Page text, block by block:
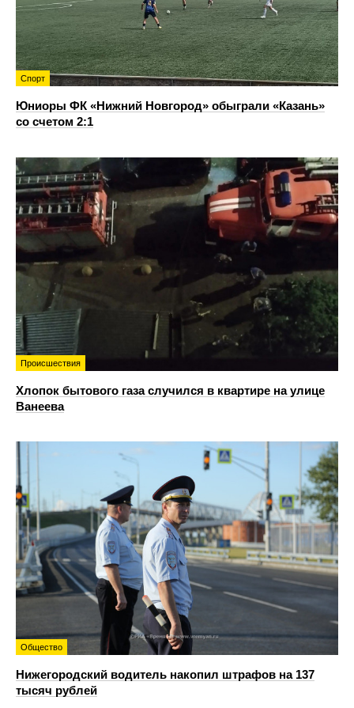
Спорт
Юниоры ФК «Нижний Новгород» обыграли «Казань»
со счетом 2:1
Происшествия
Хлопок бытового газа случился в квартире на улице
Ванеева
Общество
Нижегородский водитель накопил штрафов на 137
тысяч рублей